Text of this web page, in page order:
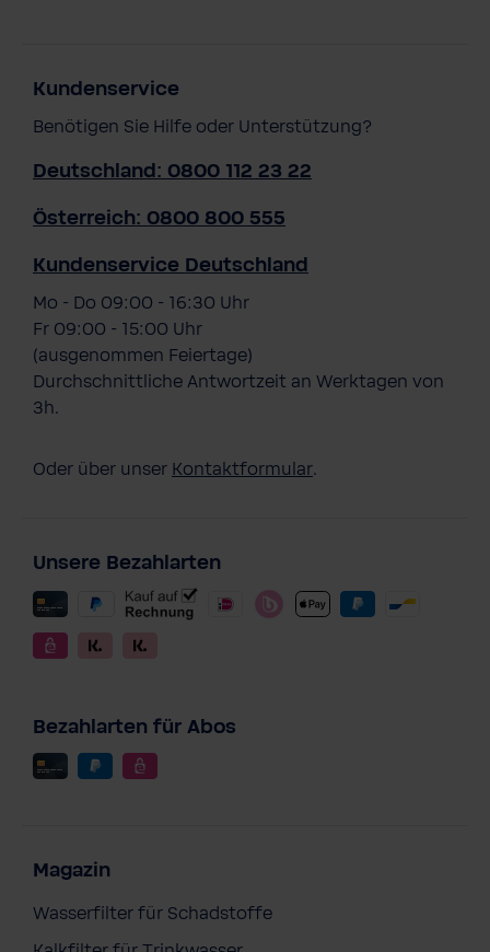
Kundenservice
Benötigen Sie Hilfe oder Unterstützung?
Deutschland: 0800 112 23 22
Österreich: 0800 800 555
Kundenservice Deutschland
Mo - Do 09:00 - 16:30 Uhr
Fr 09:00 - 15:00 Uhr
(ausgenommen Feiertage)
Durchschnittliche Antwortzeit an Werktagen von
3h.
Oder über unser Kontaktformular.
Unsere Bezahlarten
Bezahlarten für Abos
Magazin
Wasserfilter für Schadstoffe